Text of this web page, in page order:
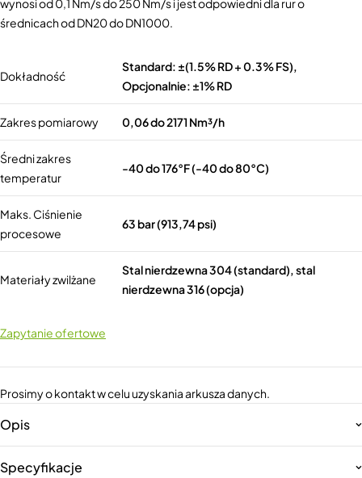
wynosi od 0,1 Nm/s do 250 Nm/s i jest odpowiedni dla rur o
średnicach od DN20 do DN1000.
Dokładność
Standard: ±(1.5% RD + 0.3% FS),
Opcjonalnie: ±1% RD
Zakres pomiarowy 0,06 do 2171 Nm³/h
Średni zakres
temperatur
-40 do 176°F (-40 do 80°C)
Maks. Ciśnienie
procesowe
63 bar (913,74 psi)
Materiały zwilżane
Stal nierdzewna 304 (standard), stal
nierdzewna 316 (opcja)
Zapytanie ofertowe
Prosimy o kontakt w celu uzyskania arkusza danych.
Opis
Specyfikacje